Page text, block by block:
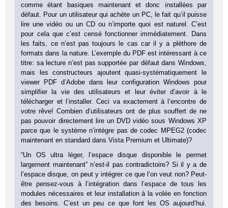
comme étant basiques maintenant et donc installées par
défaut. Pour un utilisateur qui achète un PC, le fait qu’il puisse
lire une vidéo ou un CD ou n’importe quoi est naturel. C’est
pour cela que c’est censé fonctionner immédiatement. Dans
les faits, ce n’est pas toujours le cas car il y a pléthore de
formats dans la nature. L’exemple du PDF est intéressant à ce
titre: sa lecture n’est pas supportée par défaut dans Windows,
mais les constructeurs ajoutent quasi-systématiquement le
viewer PDF d’Adobe dans leur configuration Windows pour
simplifier la vie des utilisateurs et leur éviter d’avoir à le
télécharger et l’installer. Ceci va exactement à l’encontre de
votre rêve! Combien d’utilisateurs ont de plus souffert de ne
pas pouvoir directement lire un DVD vidéo sous Windows XP
parce que le système n’intègre pas de codec MPEG2 (codec
maintenant en standard dans Vista Premium et Ultimate)?
“Un OS ultra léger, l’espace disque disponible le permet
largement maintenant” n’est-il pas contradictoire? Si il y a de
l’espace disque, on peut y intégrer ce que l’on veut non? Peut-
être pensez-vous à l’intégration dans l’espace de tous les
modules nécessaires et leur installation à la volée en fonction
des besoins. C’est un peu ce que font les OS aujourd’hui.